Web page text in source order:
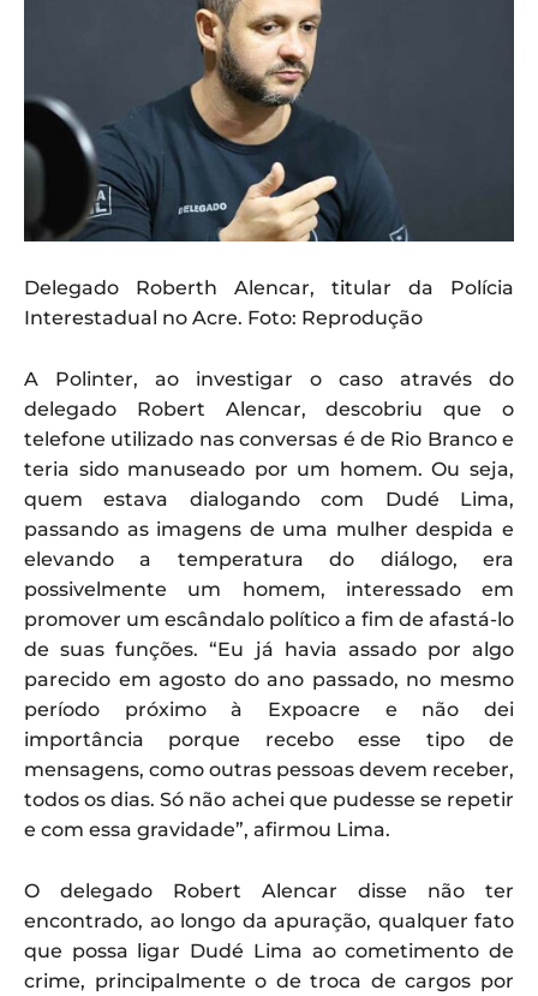
Delegado Roberth Alencar, titular da Polícia
Interestadual no Acre. Foto: Reprodução
A Polinter, ao investigar o caso através do
delegado Robert Alencar, descobriu que o
telefone utilizado nas conversas é de Rio Branco e
teria sido manuseado por um homem. Ou seja,
quem estava dialogando com Dudé Lima,
passando as imagens de uma mulher despida e
elevando a temperatura do diálogo, era
possivelmente um homem, interessado em
promover um escândalo político a fim de afastá-lo
de suas funções. “Eu já havia assado por algo
parecido em agosto do ano passado, no mesmo
período próximo à Expoacre e não dei
importância porque recebo esse tipo de
mensagens, como outras pessoas devem receber,
todos os dias. Só não achei que pudesse se repetir
e com essa gravidade”, afirmou Lima.
O delegado Robert Alencar disse não ter
encontrado, ao longo da apuração, qualquer fato
que possa ligar Dudé Lima ao cometimento de
crime, principalmente o de troca de cargos por